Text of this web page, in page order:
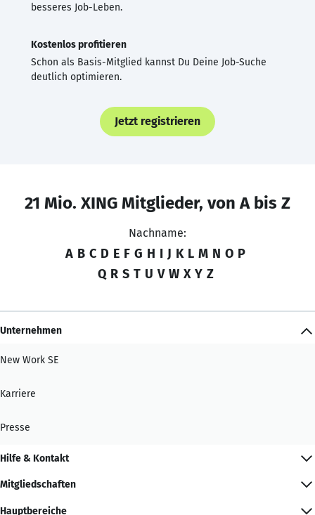
besseres Job-Leben.
Kostenlos profitieren
Schon als Basis-Mitglied kannst Du Deine Job-Suche
deutlich optimieren.
Jetzt registrieren
21 Mio. XING Mitglieder, von A bis Z
Nachname:
A B C D E F G H I J K L M N O P
Q R S T U V W X Y Z
Unternehmen
New Work SE
Karriere
Presse
Hilfe & Kontakt
Mitgliedschaften
Hauptbereiche